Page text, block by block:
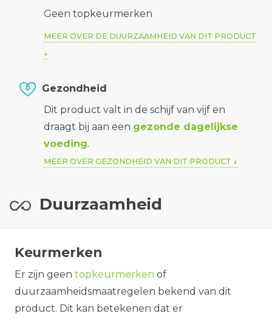
Geen topkeurmerken
MEER OVER DE DUURZAAMHEID VAN DIT PRODUCT
Gezondheid
Dit product valt in de schijf van vijf en
draagt bij aan een gezonde dagelijkse
voeding.
MEER OVER GEZONDHEID VAN DIT PRODUCT
Duurzaamheid
Keurmerken
Er zijn geen topkeurmerken of
duurzaamheidsmaatregelen bekend van dit
product. Dit kan betekenen dat er